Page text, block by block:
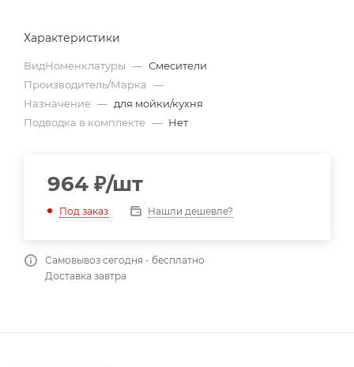
Характеристики
ВидНоменклатуры — Смесители
Производитель/Марка —
Назначение — для мойки/кухня
Подводка в комплекте — Нет
964 ₽/шт
Под заказ Нашли дешевле?
Самовывоз сегодня - бесплатно
Доставка завтра